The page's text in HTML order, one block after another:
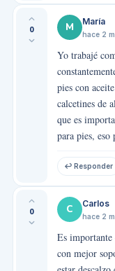
0 M María
hace 2
Yo trabajé
pies con
calcetines de
que es
para pies, eso
↩ Responder
0 C Carlos
hace 2
Es importante
con mejor